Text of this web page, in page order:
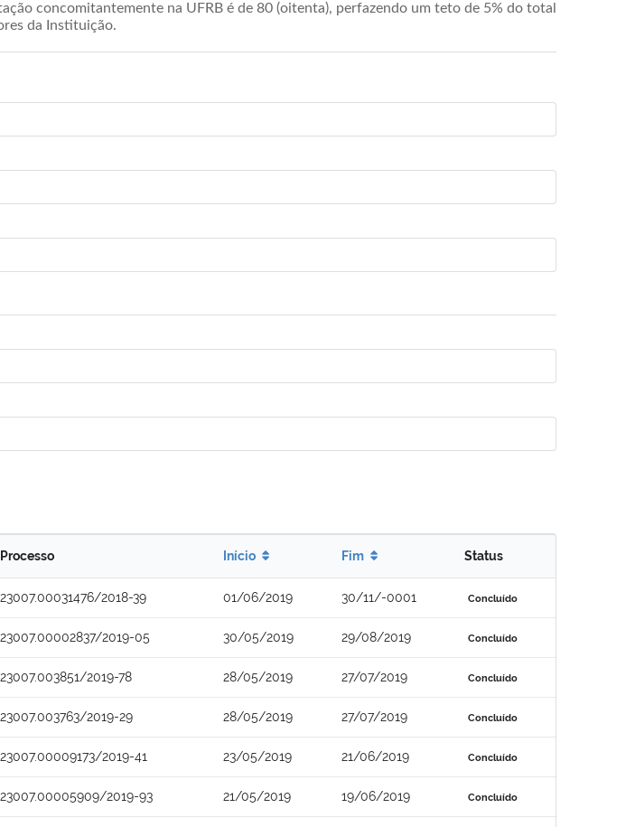
concomitantemente na UFRB é de 80 (oitenta), perfazendo um teto de 5% do total
da Instituição.
Processo Início Fim Status
23007.00031476/2018-39 01/06/2019 30/11/-0001 Concluído
23007.00002837/2019-05 30/05/2019 29/08/2019 Concluído
23007.003851/2019-78 28/05/2019 27/07/2019 Concluído
23007.003763/2019-29 28/05/2019 27/07/2019 Concluído
23007.00009173/2019-41 23/05/2019 21/06/2019 Concluído
23007.00005909/2019-93 21/05/2019 19/06/2019 Concluído